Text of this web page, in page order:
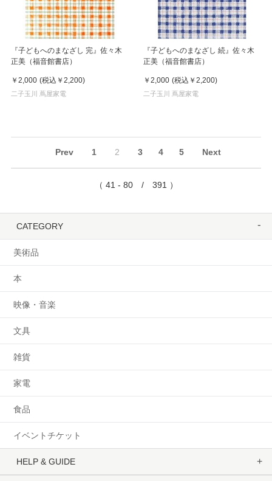
『子どもへのまなざし 完』佐々木
正美（福音館書店）
￥2,000 (税込 ￥2,200)
二子玉川 蔦屋家電
『子どもへのまなざし 続』佐々木
正美（福音館書店）
￥2,000 (税込 ￥2,200)
二子玉川 蔦屋家電
Prev 1 2 3 4 5 Next
（ 41 - 80 / 391 ）
CATEGORY
美術品
本
映像・音楽
文具
雑貨
家電
食品
イベントチケット
HELP & GUIDE